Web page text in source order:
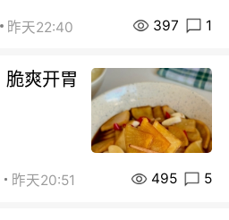
昨天22:40 397 1
脆爽开胃
昨天20:51 495 5